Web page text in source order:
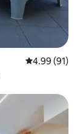
औसत रेटिंग 5 में
4.99 (91)